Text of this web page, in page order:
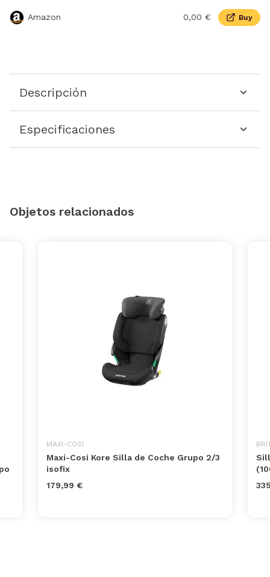
Amazon 0,00 € Buy
Descripción
Especificaciones
Objetos relacionados
MAXI-COSI
Maxi-Cosi Kore Silla de Coche Grupo 2/3
isofix
179,99 €